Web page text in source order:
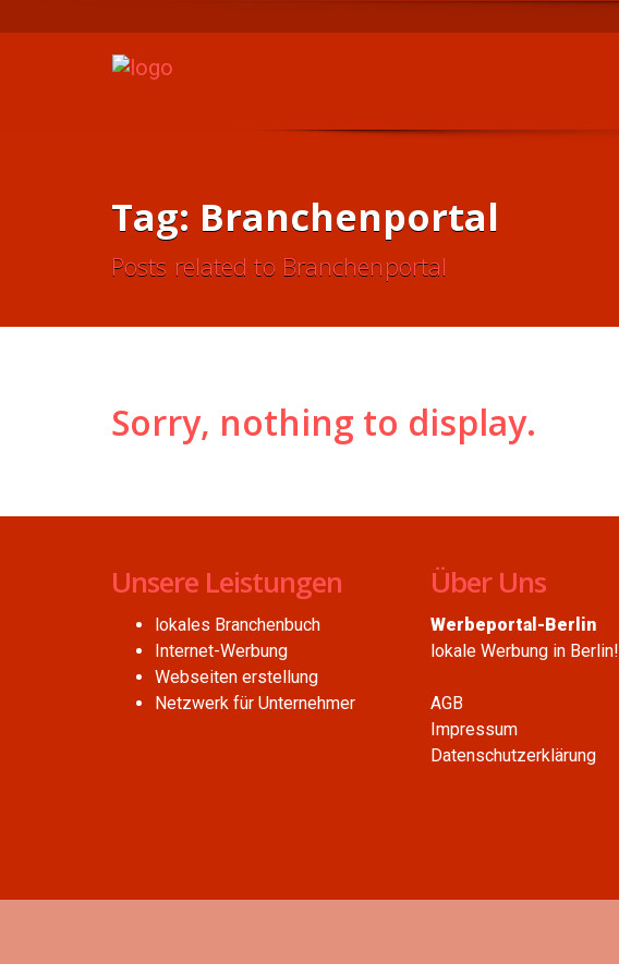
Tag: Branchenportal
Posts related to Branchenportal
Sorry, nothing to display.
Unsere Leistungen
lokales Branchenbuch
Internet-Werbung
Webseiten erstellung
Netzwerk für Unternehmer
Über Uns
Werbeportal-Berlin
lokale Werbung in Berlin!
AGB
Impressum
Datenschutzerklärung